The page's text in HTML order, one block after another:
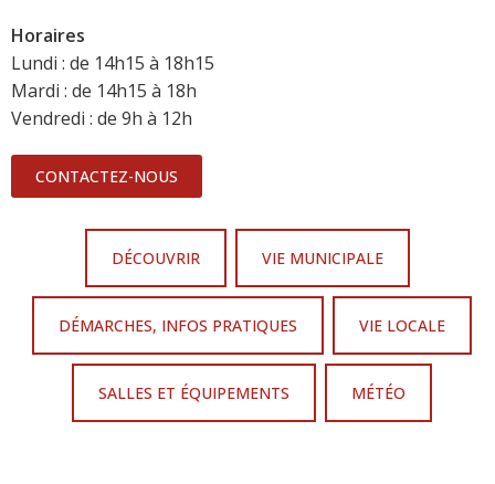
Horaires
Lundi : de 14h15 à 18h15
Mardi : de 14h15 à 18h
Vendredi : de 9h à 12h
CONTACTEZ-NOUS
DÉCOUVRIR VIE MUNICIPALE
DÉMARCHES, INFOS PRATIQUES VIE LOCALE
SALLES ET ÉQUIPEMENTS MÉTÉO